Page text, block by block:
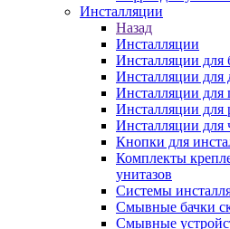
Инсталляции
Назад
Инсталляции
Инсталляции для
Инсталляции для
Инсталляции для
Инсталляции для
Инсталляции для
Кнопки для
Комплекты
унитазов
Системы
Смывные бачки
Смывные